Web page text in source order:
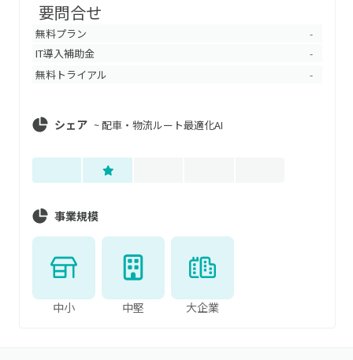
要問合せ
無料プラン -
IT導入補助金 -
無料トライアル -
シェア ~配車・物流ルート最適化AI
事業規模
中小 中堅 大企業